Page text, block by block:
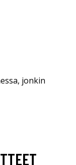
jonkin